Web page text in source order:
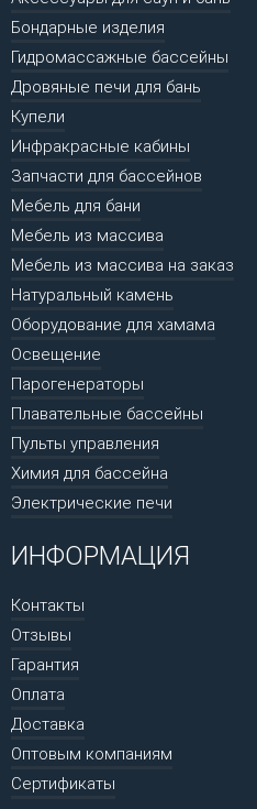
Бондарные изделия
Гидромассажные бассейны
Дровяные печи для бань
Купели
Инфракрасные кабины
Запчасти для бассейнов
Мебель для бани
Мебель из массива
Мебель из массива на заказ
Натуральный камень
Оборудование для хамама
Освещение
Парогенераторы
Плавательные бассейны
Пульты управления
Химия для бассейна
Электрические печи
ИНФОРМАЦИЯ
Контакты
Отзывы
Гарантия
Оплата
Доставка
Оптовым компаниям
Сертификаты